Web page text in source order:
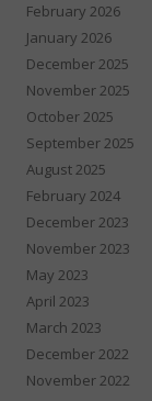
February 2026
January 2026
December 2025
November 2025
October 2025
September 2025
August 2025
February 2024
December 2023
November 2023
May 2023
April 2023
March 2023
December 2022
November 2022